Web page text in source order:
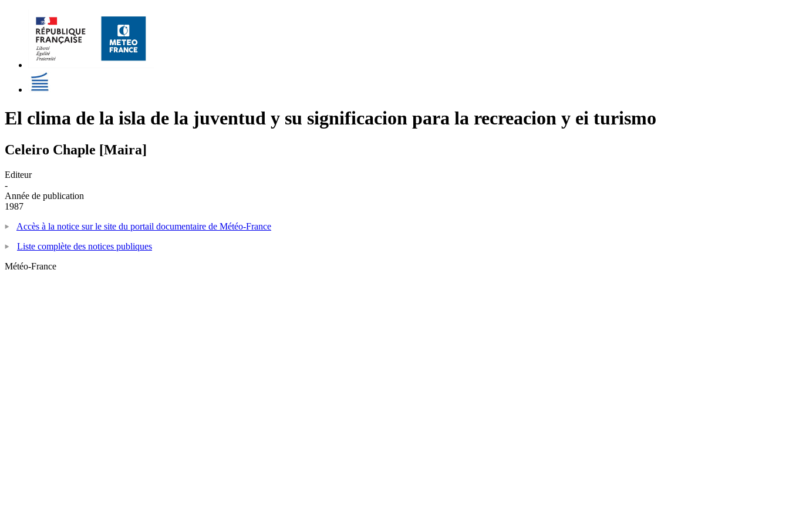
El clima de la isla de la juventud y su significacion para la recreacion y ei turismo
Celeiro Chaple [Maira]
Editeur
-
Année de publication
1987
Accès à la notice sur le site du portail documentaire de Météo-France
Liste complète des notices publiques
Météo-France